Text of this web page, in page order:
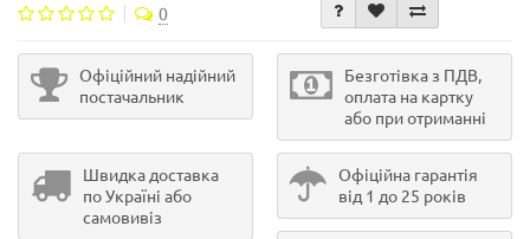
0
Офіційний надійний
постачальник
Безготівка з ПДВ,
оплата на картку
або при отриманні
Швидка доставка
по Україні або
самовивіз
Офіційна гарантія
від 1 до 25 років